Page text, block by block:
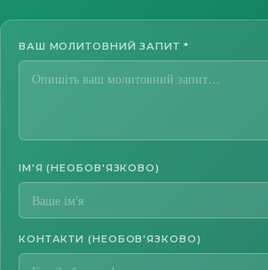
ВАШ МОЛИТОВНИЙ ЗАПИТ *
ІМ'Я (НЕОБОВ'ЯЗКОВО)
КОНТАКТИ (НЕОБОВ'ЯЗКОВО)